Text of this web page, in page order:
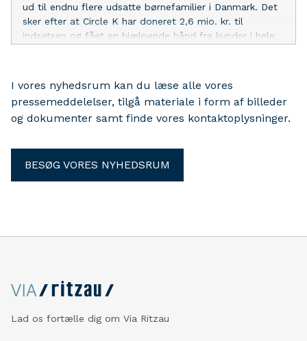
ud til endnu flere udsatte børnefamilier i Danmark. Det
sker efter at Circle K har doneret 2,6 mio. kr. til
indsatsen og fået en hjælpende hånd fra kunder i hele
I vores nyhedsrum kan du læse alle vores
pressemeddelelser, tilgå materiale i form af billeder
og dokumenter samt finde vores kontaktoplysninger.
BESØG VORES NYHEDSRUM
Lad os fortælle dig om Via Ritzau